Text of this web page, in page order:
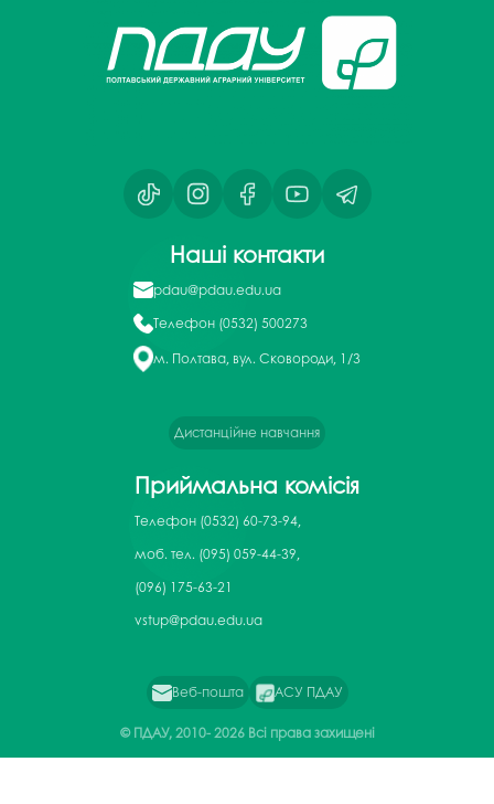
Наші контакти
pdau@pdau.edu.ua
Телефон (0532) 500273
м. Полтава, вул. Сковороди, 1/3
Дистанційне навчання
Приймальна комісія
Телефон (0532) 60-73-94,
моб. тел. (095) 059-44-39,
(096) 175-63-21
vstup@pdau.edu.ua
Веб-пошта АСУ ПДАУ
© ПДАУ, 2010-2026 Всі права захищені